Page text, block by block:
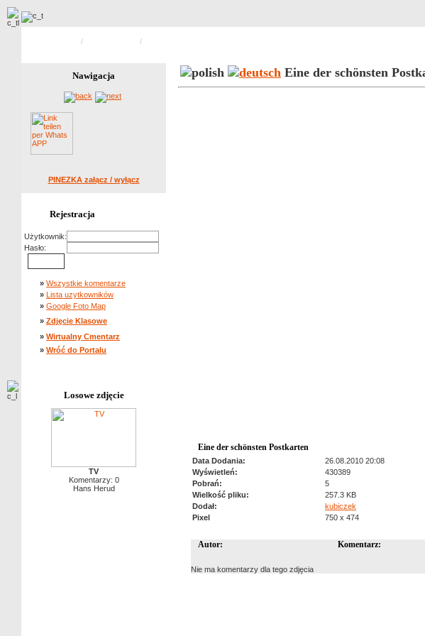
/ /
Nawigacja
PINEZKA załącz / wyłącz
Rejestracja
Użytkownik:
Hasło:
» Wszystkie komentarze
» Lista uzytkowników
» Google Foto Map
» Zdjęcie Klasowe
» Wirtualny Cmentarz
» Wróć do Portalu
Losowe zdjęcie
TV
Komentarzy: 0
Hans Herud
Eine der schönsten
Eine der schönsten Postkarten
Data Dodania:
26.08.2010 20:08
Wyświetleń:
430389
Pobrań:
5
Wielkość pliku:
257.3 KB
Dodał:
kubiczek
Pixel
750 x 474
Autor: Komentarz:
Nie ma komentarzy dla tego zdjęcia